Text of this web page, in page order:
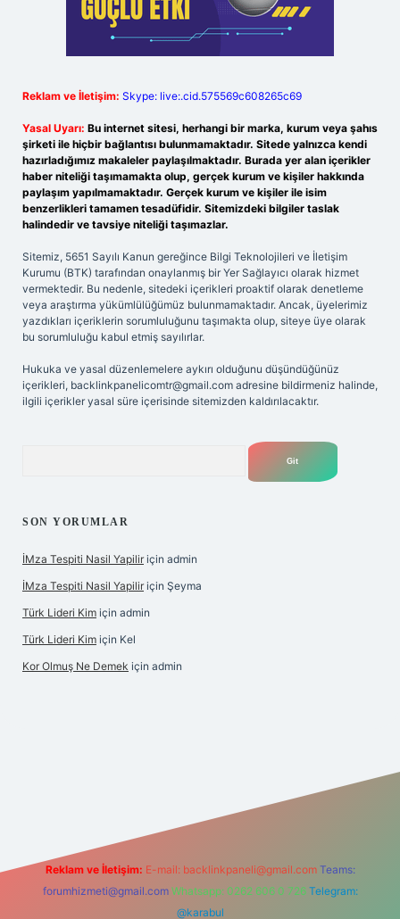
Reklam ve İletişim: Skype: live:.cid.575569c608265c69
Yasal Uyarı: Bu internet sitesi, herhangi bir marka, kurum veya şahıs
şirketi ile hiçbir bağlantısı bulunmamaktadır. Sitede yalnızca kendi
hazırladığımız makaleler paylaşılmaktadır. Burada yer alan içerikler
haber niteliği taşımamakta olup, gerçek kurum ve kişiler hakkında
paylaşım yapılmamaktadır. Gerçek kurum ve kişiler ile isim
benzerlikleri tamamen tesadüfidir. Sitemizdeki bilgiler taslak
halindedir ve tavsiye niteliği taşımazlar.
Sitemiz, 5651 Sayılı Kanun gereğince Bilgi Teknolojileri ve İletişim
Kurumu (BTK) tarafından onaylanmış bir Yer Sağlayıcı olarak hizmet
vermektedir. Bu nedenle, sitedeki içerikleri proaktif olarak denetleme
veya araştırma yükümlülüğümüz bulunmamaktadır. Ancak, üyelerimiz
yazdıkları içeriklerin sorumluluğunu taşımakta olup, siteye üye olarak
bu sorumluluğu kabul etmiş sayılırlar.
Hukuka ve yasal düzenlemelere aykırı olduğunu düşündüğünüz
içerikleri, backlinkpanelicomtr@gmail.com adresine bildirmeniz halinde,
ilgili içerikler yasal süre içerisinde sitemizden kaldırılacaktır.
SON YORUMLAR
İMza Tespiti Nasil Yapilir için admin
İMza Tespiti Nasil Yapilir için Şeyma
Türk Lideri Kim için admin
Türk Lideri Kim için Kel
Kor Olmuş Ne Demek için admin
Reklam ve İletişim: E-mail: backlinkpaneli@gmail.com Teams:
forumhizmeti@gmail.com Whatsapp: 0262 606 0 726 Telegram:
@karabul